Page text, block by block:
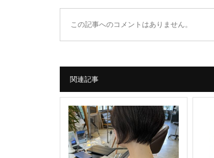
この記事へのコメントはありません。
関連記事